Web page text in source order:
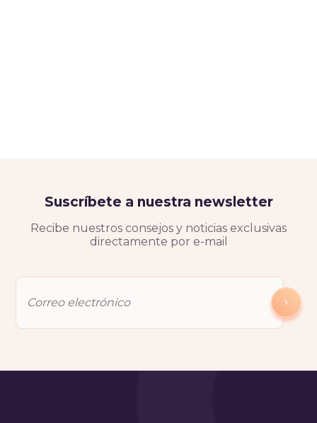
Suscríbete a nuestra newsletter
Recibe nuestros consejos y noticias exclusivas
directamente por e-mail